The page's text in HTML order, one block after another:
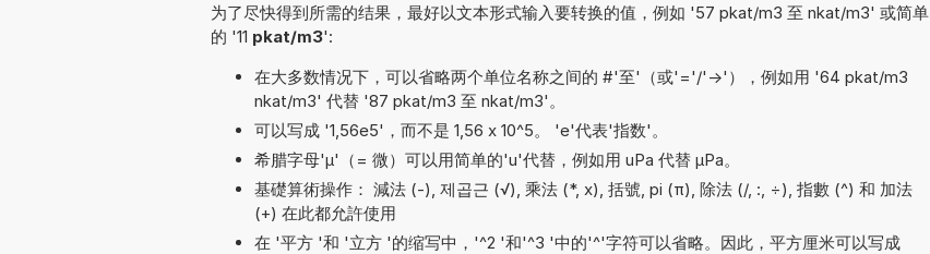
为了尽快得到所需的结果，最好以文本形式输入要转换的值，例如 '57 pkat/m3 至 nkat/m3' 或简单
的 '11 pkat/m3':
在大多数情况下，可以省略两个单位名称之间的 #'至'（或'='/'->'），例如用 '64 pkat/m3
nkat/m3' 代替 '87 pkat/m3 至 nkat/m3'。
可以写成 '1,56e5'，而不是 1,56 x 10^5。 'e'代表'指数'。
希腊字母'µ'（= 微）可以用简单的'u'代替，例如用 uPa 代替 µPa。
基礎算術操作： 減法 (-), 제곱근 (√), 乘法 (*, x), 括號, pi (π), 除法 (/, :, ÷), 指數 (^) 和 加法
(+) 在此都允許使用
在 '平方 '和 '立方 '的缩写中，'^2 '和'^3 '中的'^'字符可以省略。因此，平方厘米可以写成